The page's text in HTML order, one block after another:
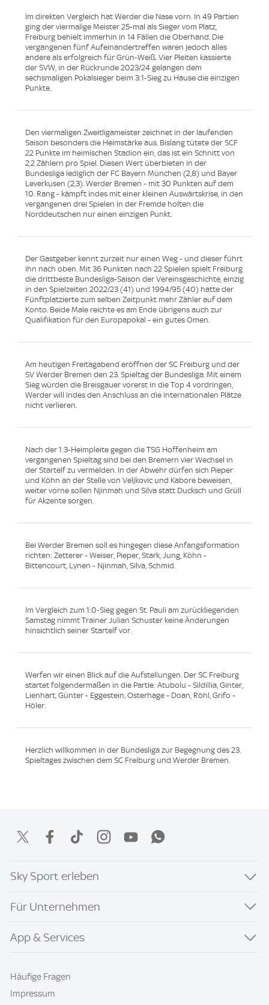
Im direkten Vergleich hat Werder die Nase vorn. In 49 Partien
ging der viermalige Meister 25-mal als Sieger vom Platz,
Freiburg behielt immerhin in 14 Fällen die Oberhand. Die
vergangenen fünf Aufeinandertreffen waren jedoch alles
andere als erfolgreich für Grün-Weiß. Vier Pleiten kassierte
der SVW, in der Rückrunde 2023/24 gelangen dem
sechsmaligen Pokalsieger beim 3:1-Sieg zu Hause die einzigen
Punkte.
Den viermaligen Zweitligameister zeichnet in der laufenden
Saison besonders die Heimstärke aus. Bislang tütete der SCF
22 Punkte im heimischen Stadion ein, das ist ein Schnitt von
2,2 Zählern pro Spiel. Diesen Wert überbieten in der
Bundesliga lediglich der FC Bayern München (2,8) und Bayer
Leverkusen (2,3). Werder Bremen - mit 30 Punkten auf dem
10. Rang - kämpft indes mit einer kleinen Auswärtskrise, in den
vergangenen drei Spielen in der Fremde holten die
Norddeutschen nur einen einzigen Punkt.
Der Gastgeber kennt zurzeit nur einen Weg - und dieser führt
ihn nach oben. Mit 36 Punkten nach 22 Spielen spielt Freiburg
die drittbeste Bundesliga-Saison der Vereinsgeschichte, einzig
in den Spielzeiten 2022/23 (41) und 1994/95 (40) hatte der
Fünftplatzierte zum selben Zeitpunkt mehr Zähler auf dem
Konto. Beide Male reichte es am Ende übrigens auch zur
Qualifikation für den Europapokal - ein gutes Omen.
Am heutigen Freitagabend eröffnen der SC Freiburg und der
SV Werder Bremen den 23. Spieltag der Bundesliga. Mit einem
Sieg würden die Breisgauer vorerst in die Top 4 vordringen,
Werder will indes den Anschluss an die internationalen Plätze
nicht verlieren.
Nach der 1:3-Heimpleite gegen die TSG Hoffenheim am
vergangenen Spieltag sind bei den Bremern vier Wechsel in
der Startelf zu vermelden. In der Abwehr dürfen sich Pieper
und Köhn an der Stelle von Veljkovic und Kabore beweisen,
weiter vorne sollen Njinmah und Silva statt Ducksch und Grüll
für Akzente sorgen.
Bei Werder Bremen soll es hingegen diese Anfangsformation
richten: Zetterer - Weiser, Pieper, Stark, Jung, Köhn -
Bittencourt, Lynen - Njinmah, Silva, Schmid.
Im Vergleich zum 1:0-Sieg gegen St. Pauli am zurückliegenden
Samstag nimmt Trainer Julian Schuster keine Änderungen
hinsichtlich seiner Startelf vor.
Werfen wir einen Blick auf die Aufstellungen. Der SC Freiburg
startet folgendermaßen in die Partie: Atubolu - Sildillia, Ginter,
Lienhart, Günter - Eggestein, Osterhage - Doan, Röhl, Grifo -
Höler.
Herzlich willkommen in der Bundesliga zur Begegnung des 23.
Spieltages zwischen dem SC Freiburg und Werder Bremen.
Sky Sport erleben
Für Unternehmen
App & Services
Häufige Fragen
Impressum